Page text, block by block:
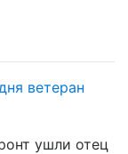
ушли отец